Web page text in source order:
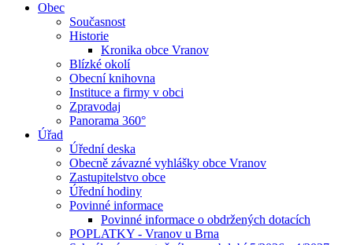
Obec
Současnost
Historie
Kronika obce Vranov
Blízké okolí
Obecní knihovna
Instituce a firmy v obci
Zpravodaj
Panorama 360°
Úřad
Úřední deska
Obecně závazné vyhlášky obce Vranov
Zastupitelstvo obce
Úřední hodiny
Povinné informace
Povinné informace o obdržených dotacích
POPLATKY - Vranov u Brna